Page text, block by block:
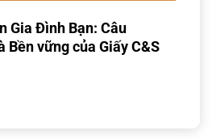
Gia Đình Bạn: Câu
Bền vững của Giấy C&S